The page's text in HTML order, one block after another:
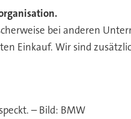
bei anderen
Einkauf. Wir sind
– Bild: BMW